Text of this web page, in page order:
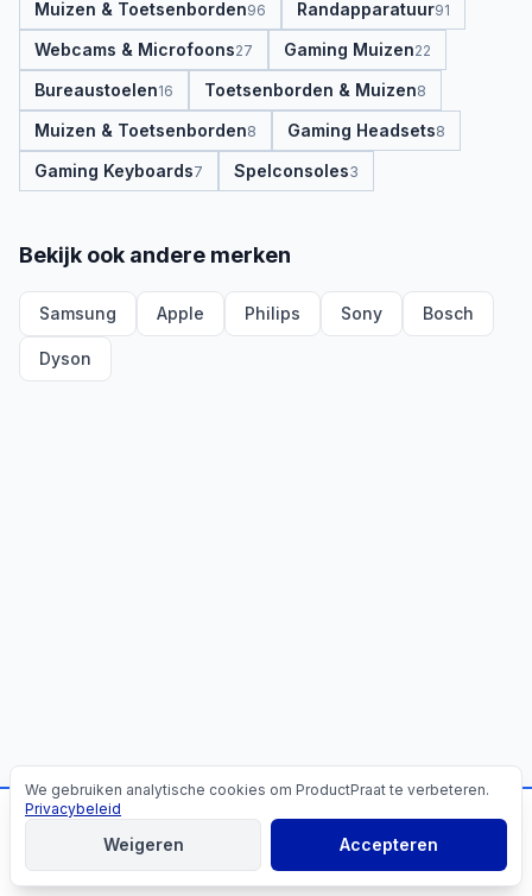
Muizen & Toetsenborden96 Randapparatuur91
Webcams & Microfoons27 Gaming Muizen22
Bureaustoelen16 Toetsenborden & Muizen8
Muizen & Toetsenborden8 Gaming Headsets8
Gaming Keyboards7 Spelconsoles3
Bekijk ook andere merken
Samsung Apple Philips Sony Bosch
Dyson
Cookies
We gebruiken analytische cookies om ProductPraat te verbeteren.
Privacybeleid
Weigeren Accepteren
📬Mis geen producttips!
Aanmelden